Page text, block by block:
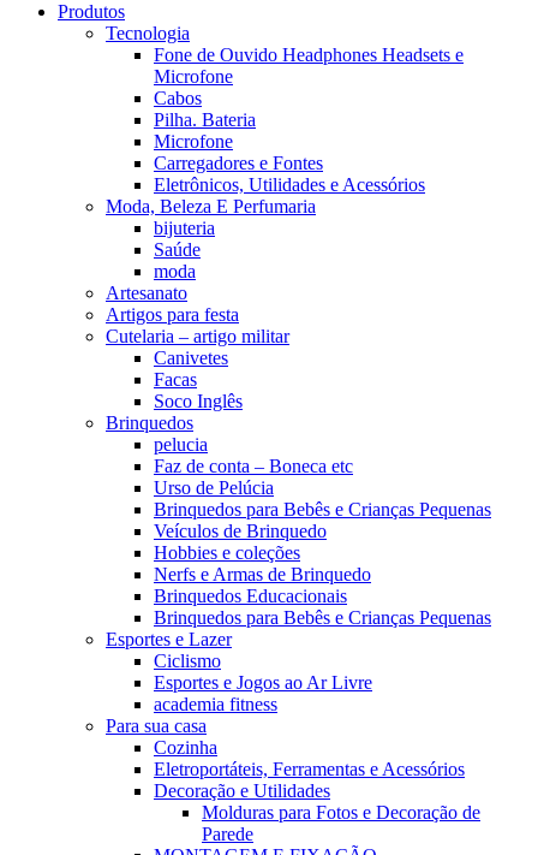
Produtos
Tecnologia
Fone de Ouvido Headphones Headsets e
Microfone
Cabos
Pilha. Bateria
Microfone
Carregadores e Fontes
Eletrônicos, Utilidades e Acessórios
Moda, Beleza E Perfumaria
bijuteria
Saúde
moda
Artesanato
Artigos para festa
Cutelaria – artigo militar
Canivetes
Facas
Soco Inglês
Brinquedos
pelucia
Faz de conta – Boneca etc
Urso de Pelúcia
Brinquedos para Bebês e Crianças Pequenas
Veículos de Brinquedo
Hobbies e coleções
Nerfs e Armas de Brinquedo
Brinquedos Educacionais
Brinquedos para Bebês e Crianças Pequenas
Esportes e Lazer
Ciclismo
Esportes e Jogos ao Ar Livre
academia fitness
Para sua casa
Cozinha
Eletroportáteis, Ferramentas e Acessórios
Decoração e Utilidades
Molduras para Fotos e Decoração de
Parede